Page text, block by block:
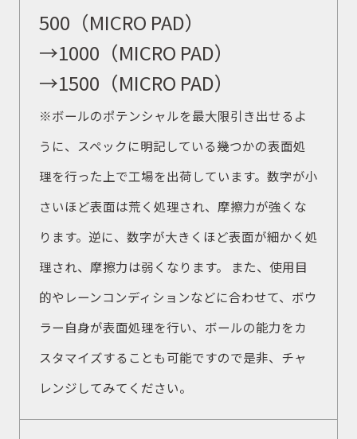
500（MICRO PAD）
→1000（MICRO PAD）
→1500（MICRO PAD）
※ボールのポテンシャルを最大限引き出せるよ
うに、スペックに明記している幾つかの表面処
理を行った上で工場を出荷しています。数字が小
さいほど表面は荒く処理され、摩擦力が強くな
ります。逆に、数字が大きくほど表面が細かく処
理され、摩擦力は弱くなります。 また、使用目
的やレーンコンディションなどに合わせて、ボウ
ラー自身が表面処理を行い、ボールの能力をカ
スタマイズすることも可能ですので是非、チャ
レンジしてみてください。